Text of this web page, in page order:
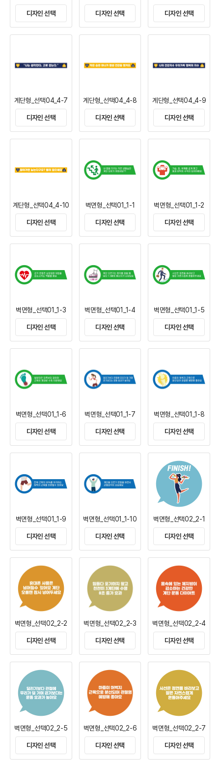
디자인 선택 디자인 선택 디자인 선택
계단형_선택04_4-7
디자인 선택
계단형_선택04_4-8
디자인 선택
계단형_선택04_4-9
디자인 선택
계단형_선택04_4-10
디자인 선택
벽면형_선택01_1-1
디자인 선택
벽면형_선택01_1-2
디자인 선택
벽면형_선택01_1-3
디자인 선택
벽면형_선택01_1-4
디자인 선택
벽면형_선택01_1-5
디자인 선택
벽면형_선택01_1-6
디자인 선택
벽면형_선택01_1-7
디자인 선택
벽면형_선택01_1-8
디자인 선택
벽면형_선택01_1-9
디자인 선택
벽면형_선택01_1-10
디자인 선택
벽면형_선택02_2-1
디자인 선택
벽면형_선택02_2-2
디자인 선택
벽면형_선택02_2-3
디자인 선택
벽면형_선택02_2-4
디자인 선택
벽면형_선택02_2-5
디자인 선택
벽면형_선택02_2-6
디자인 선택
벽면형_선택02_2-7
디자인 선택